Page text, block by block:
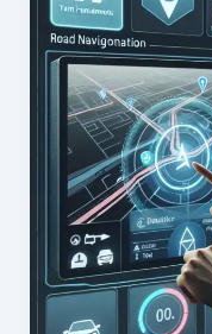
숨
겨
진
과
야
기